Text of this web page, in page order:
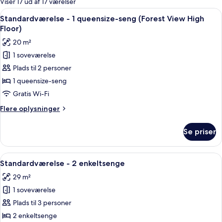
værelser
Indlæs
alle
billeder
af
Standardværelse
-
1
queensize-
seng
(Forest
High
Floor)
Et hotelværelse med en seng, et
8
Standardværelse - 1 queensize-seng (Forest View High
Floor)
20 m²
1 soveværelse
Plads til 2 personer
1 queensize-seng
Gratis Wi-Fi
Flere oplysninger
Flere
-
queensize-
(Forest
View
Floor)
Se priser
Indlæs
alle
billeder
af
Standardværelse
-
Et hotelværelse med to senge, et
9
Standardværelse - 2 enkeltsenge
29 m²
1 soveværelse
Plads til 3 personer
2 enkeltsenge